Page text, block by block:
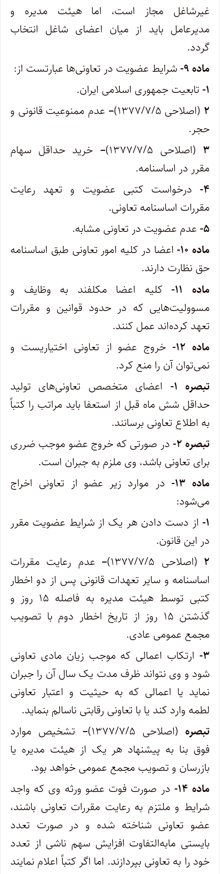
غیر‌شاغل مجاز است، اما هیئت مدیره و
مدیر‌عامل باید از میان اعضای شاغل انتخاب
گردد.
ماده ۹-
شرایط عضویت در تعاونی‌ها عبارتست از:
۱- تابعیت جمهوری اسلامی ایران.
۲ (اصلاحی ۱۳۷۷/۷/۵) – عدم ممنوعیت قانونی و
حجر.
۳ (اصلاحی ۱۳۷۷/۷/۵) – خرید حداقل سهام
مقرر در اساسنامه.
۴-
درخواست کتبی عضویت و تعهد رعایت
مقررات اساسنامه تعاونی.
۵- عدم عضویت در تعاونی مشابه.
ماده ۱۰-
اعضا در کلیه امور تعاونی طبق اساسنامه
حق نظارت دارند.
ماده ۱۱-
کلیه اعضا مکلفند به وظایف و
مسوولیت‌هایی که در حدود قوانین و مقررات
تعهد کرده‌اند عمل کنند.
ماده ۱۲-
خروج عضو از تعاونی اختیاریست و
نمی‌توان آن را منع کرد.
تبصره ۱-
اعضای متخصص تعاونی‌های تولید
حداقل شش ماه قبل از استعفا باید مراتب را کتباً
به اطلاع تعاونی برسانند.
تبصره ۲-
در صورتی که خروج عضو موجب ضرری
برای تعاونی باشد، وی ملزم به جبران است.
ماده ۱۳-
در موارد زیر عضو از تعاونی اخراج
می‌شود:
۱- از دست دادن هر یک از شرایط عضویت مقرر
در این قانون.
۲ (اصلاحی ۱۳۷۷/۷/۵) –عدم رعایت مقررات
اساسنامه و سایر تعهدات قانونی پس از دو اخطار
کتبی توسط هیئت مدیره به فاصله ۱۵ روز و
گذشتن ۱۵ روز از تاریخ اخطار دوم با تصویب
مجمع عمومی عادی.
۳- ارتکاب اعمالی که موجب زیان مادی تعاونی
شود و وی نتواند ظرف مدت یک سال آن را جبران
نماید یا اعمالی که به حیثیت و اعتبار تعاونی
لطمه وارد کند یا با تعاونی رقابتی ناسالم بنماید.
تبصره (اصلاحی ۱۳۷۷/۷/۵) – تشخیص موارد
فوق بنا به پیشنهاد هر یک از هیئت مدیره یا
بازرسان و تصویب مجمع عمومی خواهد بود.
ماده ۱۴-
در صورت فوت عضو ورثه وی که واجد
شرایط و ملتزم به رعایت مقررات تعاونی باشند،
عضو تعاونی شناخته شده و در صورت تعدد
بایستی مابه‌التفاوت افزایش سهم ناشی از تعدد
خود را به تعاونی بپردازند. اما اگر کتباً اعلام نمایند